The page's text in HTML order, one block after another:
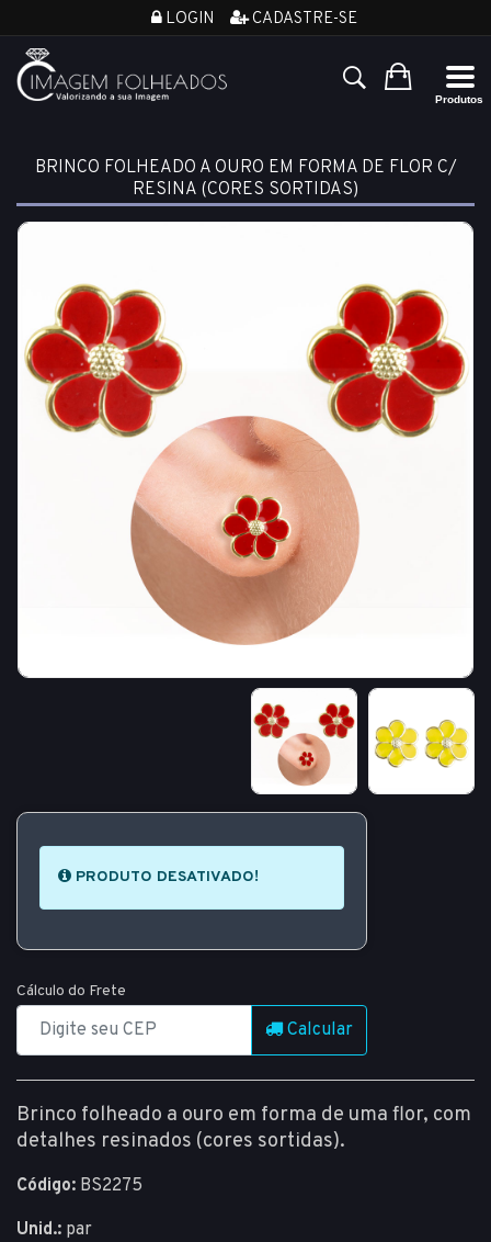
LOGIN CADASTRE-SE
BRINCO FOLHEADO A OURO EM FORMA DE FLOR C/
RESINA (CORES SORTIDAS)
PRODUTO DESATIVADO!
Cálculo do Frete
Calcular
Brinco folheado a ouro em forma de uma flor, com
detalhes resinados (cores sortidas).
Código: BS2275
Unid.: par